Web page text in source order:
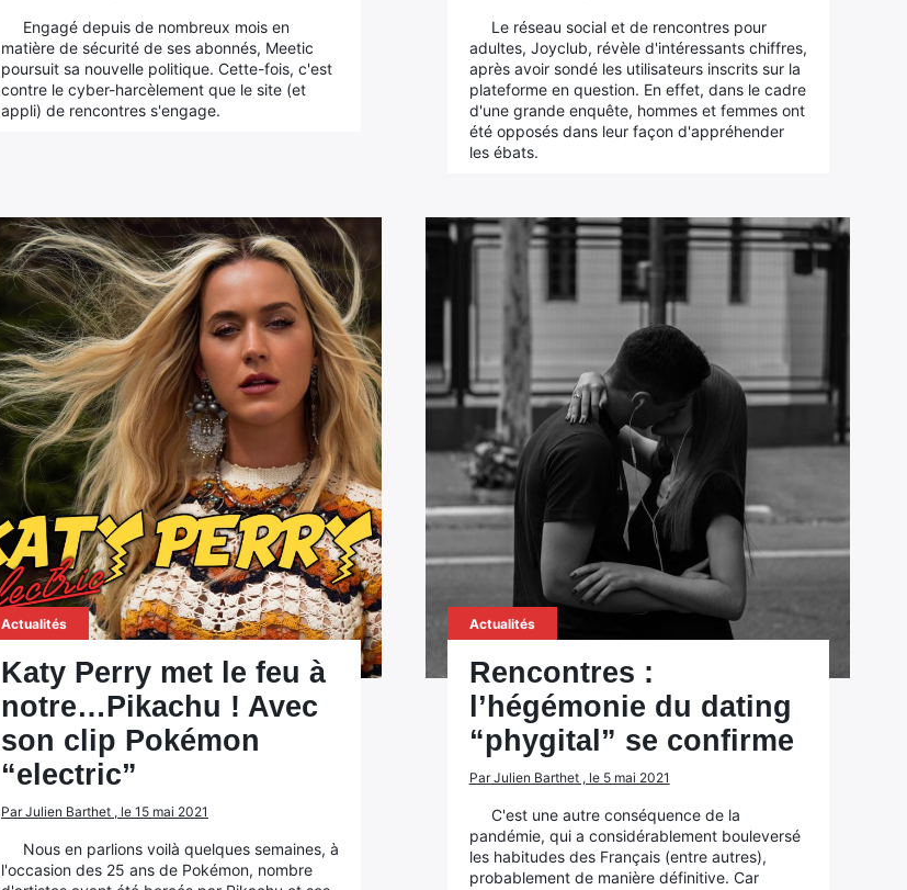
Engagé depuis de nombreux mois en
matière de sécurité de ses abonnés, Meetic
poursuit sa nouvelle politique. Cette-fois, c'est
contre le cyber-harcèlement que le site (et
appli) de rencontres s'engage.
Le réseau social et de rencontres pour
adultes, Joyclub, révèle d'intéressants chiffres,
après avoir sondé les utilisateurs inscrits sur la
plateforme en question. En effet, dans le cadre
d'une grande enquête, hommes et femmes ont
été opposés dans leur façon d'appréhender
les ébats.
Actualités
Katy Perry met le feu à
notre…Pikachu ! Avec
son clip Pokémon
“electric”
Par Julien Barthet , le 15 mai 2021
Nous en parlions voilà quelques semaines, à
l'occasion des 25 ans de Pokémon, nombre
Actualités
Rencontres :
l’hégémonie du dating
“phygital” se confirme
Par Julien Barthet , le 5 mai 2021
C'est une autre conséquence de la
pandémie, qui a considérablement bouleversé
les habitudes des Français (entre autres),
probablement de manière définitive. Car